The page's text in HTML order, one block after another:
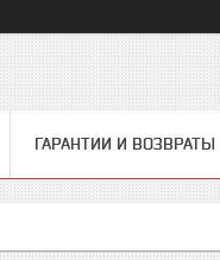
ГАРАНТИИ И ВОЗВРАТЫ